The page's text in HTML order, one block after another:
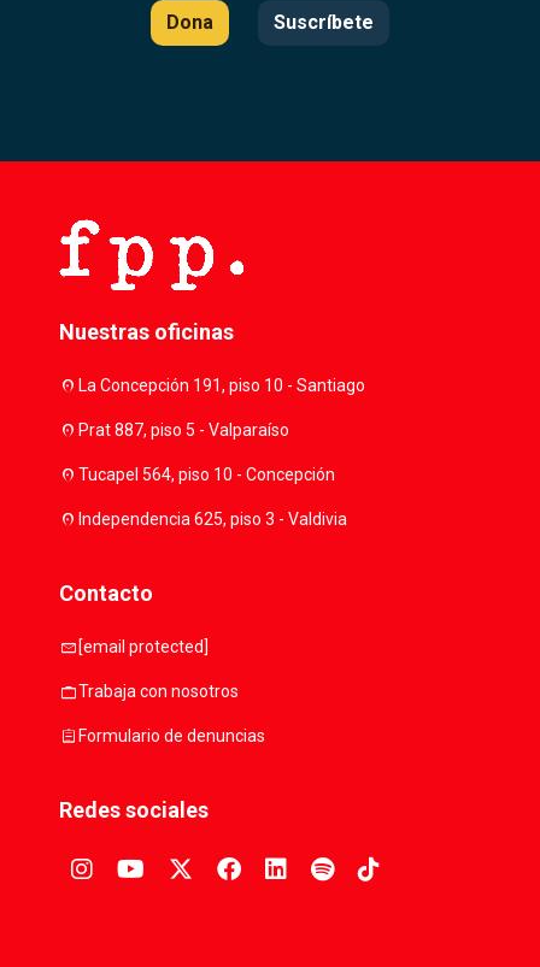
Dona Suscríbete
Nuestras oficinas
location_onLa Concepción 191, piso 10 - Santiago
location_onPrat 887, piso 5 - Valparaíso
location_onTucapel 564, piso 10 - Concepción
location_onIndependencia 625, piso 3 - Valdivia
Contacto
mail [email protected]
workTrabaja con nosotros
assignmentFormulario de denuncias
Redes sociales